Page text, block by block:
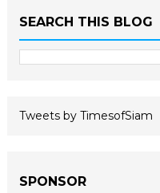
SEARCH THIS BLOG
Tweets by TimesofSiam
SPONSOR